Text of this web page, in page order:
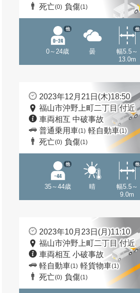
死亡(0) 負傷(1)
0～24歳
他
曇
幅5.5～
13.0m
他
2023年12月21日(木)18:50
福山市沖野上町二丁目 付近
車両相互 中破事故
普通乗用車(1) 軽自動車(1)
死亡(0) 負傷(1)
35～44歳
他
晴
幅5.5～
9.0m
他
2023年10月23日(月)11:10
福山市沖野上町二丁目 付近
車両相互 小破事故
軽自動車(1) 軽貨物車(1)
死亡(0) 負傷(1)